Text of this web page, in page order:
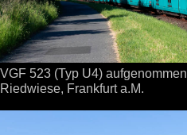
VGF 523 (Typ U4) aufgenommen
Riedwiese, Frankfurt a.M.